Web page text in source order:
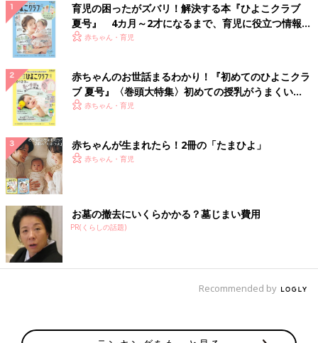
育児の困ったがズバリ！解決する本『ひよこクラブ
夏号』 4カ月～2才になるまで、育児に役立つ情報が
いっぱい！
赤ちゃん・育児
赤ちゃんのお世話まるわかり！『初めてのひよこクラ
ブ 夏号』〈巻頭大特集〉初めての授乳がうまくい
く！ おっぱい・ミルクの基本と夏のトラブル 解決テ
赤ちゃん・育児
赤ちゃんが生まれたら！2冊の「たまひよ」
赤ちゃん・育児
お墓の撤去にいくらかかる？墓じまい費用
PR(くらしの話題)
Recommended by